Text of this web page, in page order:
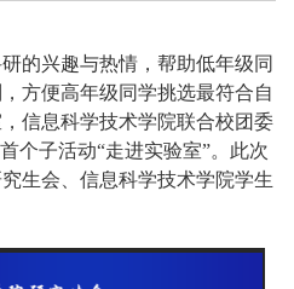
的兴趣与热情，帮助低年级同
方便高年级同学挑选最符合自
信息科学技术学院联合校团委
个子活动“走进实验室”。此次
生会、信息科学技术学院学生